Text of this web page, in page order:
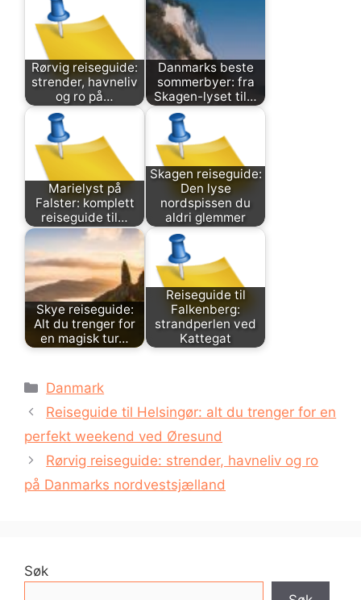
Rørvig reiseguide:
strender, havneliv
og ro på…
Danmarks beste
sommerbyer: fra
Skagen-lyset til…
Marielyst på
Falster: komplett
reiseguide til…
Skagen reiseguide:
Den lyse
nordspissen du
aldri glemmer
Skye reiseguide:
Alt du trenger for
en magisk tur…
Reiseguide til
Falkenberg:
strandperlen ved
Kattegat
Kategorier
Danmark
Reiseguide til Helsingør: alt du trenger for en
perfekt weekend ved Øresund
Rørvig reiseguide: strender, havneliv og ro
på Danmarks nordvestsjælland
Søk